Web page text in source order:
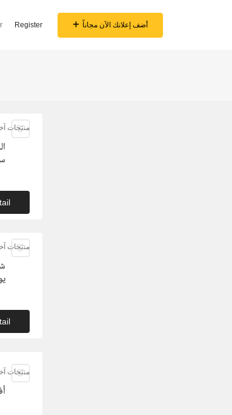
Register أضف إعلانك الآن مجاناً
منتجات
منتجات
منتجات